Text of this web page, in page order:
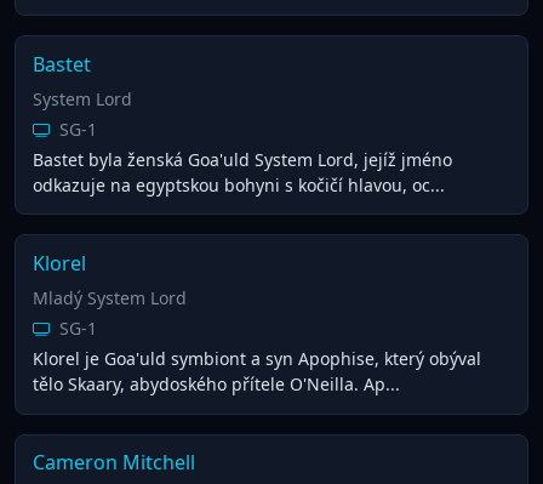
Bastet
System Lord
SG-1
Bastet byla ženská Goa'uld System Lord, jejíž jméno
odkazuje na egyptskou bohyni s kočičí hlavou, oc...
Klorel
Mladý System Lord
SG-1
Klorel je Goa'uld symbiont a syn Apophise, který obýval
tělo Skaary, abydoského přítele O'Neilla. Ap...
Cameron Mitchell